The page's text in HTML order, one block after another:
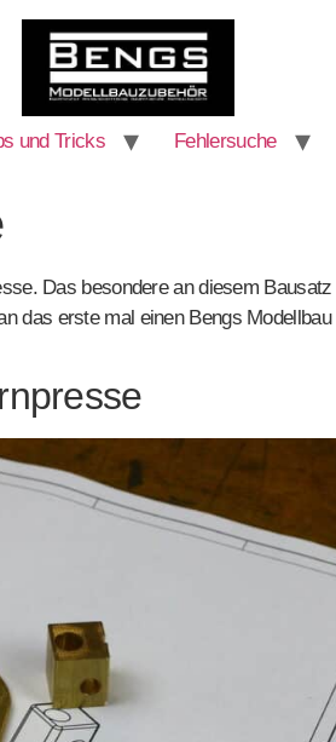
und Tricks Fehlersuche
Das besondere an diesem
das erste mal einen Bengs